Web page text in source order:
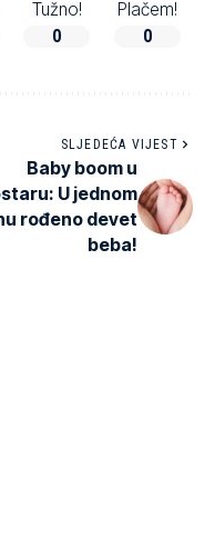
Tužno!
0
Plačem!
0
SLJEDEĆA VIJEST
Baby boom u
U jednom
rođeno devet
beba!